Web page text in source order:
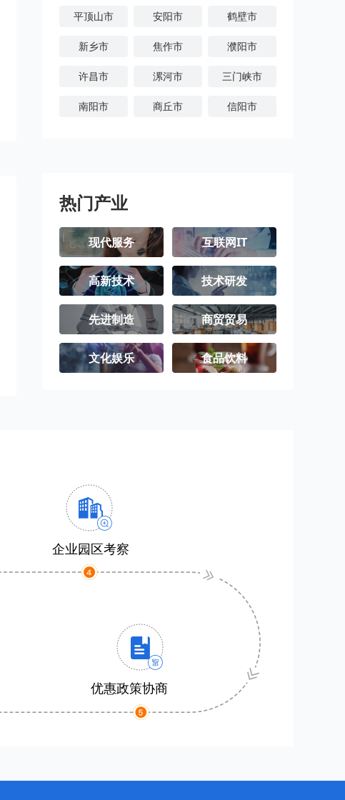
平顶山市 安阳市 鹤壁市
新乡市 焦作市 濮阳市
许昌市 漯河市 三门峡市
南阳市 商丘市 信阳市
热门产业
现代服务 互联网IT
高新技术 技术研发
先进制造 商贸贸易
文化娱乐 食品饮料
企业园区考察
优惠政策协商